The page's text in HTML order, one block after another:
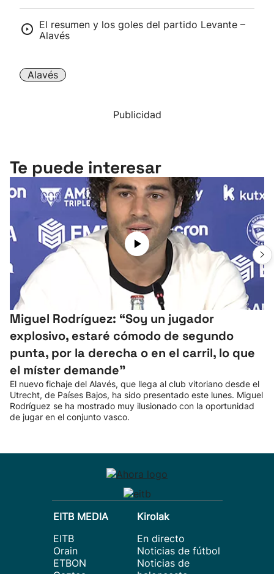
El resumen y los goles del partido Levante –
Alavés
Alavés
Publicidad
Te puede interesar
Miguel Rodríguez: “Soy un jugador
explosivo, estaré cómodo de segundo
punta, por la derecha o en el carril, lo que
el míster demande”
El nuevo fichaje del Alavés, que llega al club vitoriano desde el
Utrecht, de Países Bajos, ha sido presentado este lunes. Miguel
Rodríguez se ha mostrado muy ilusionado con la oportunidad
de jugar en el conjunto vasco.
EITB MEDIA
EITB
Orain
ETBON
Kirolak
En directo
Noticias de fútbol
Noticias de